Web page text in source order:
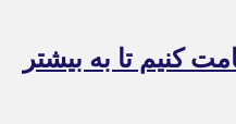
اقامت کنیم تا به بیشتر